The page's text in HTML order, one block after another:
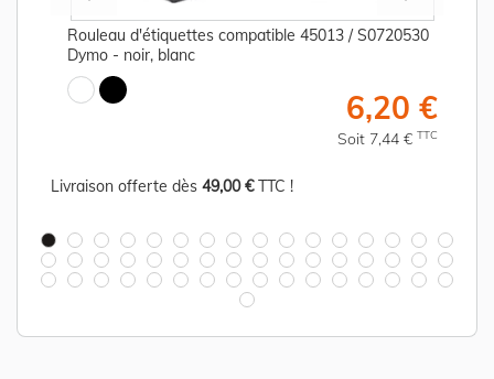
Rouleau d'étiquettes compatible 45013 / S0720530
Dymo - noir, blanc
6,20 €
Soit 7,44 € TTC
Livraison offerte dès 49,00 €TTC !